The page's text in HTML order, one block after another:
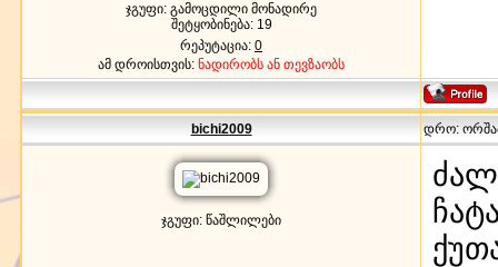
ჯგუფი: გამოცდილი მონადირე
შეტყობინება: 19
რეპუტაცია: 0
ამ დროისთვის: ნადირობს ან თევზაობს
bichi2009 დრო:
ჯგუფი: წაშლილები